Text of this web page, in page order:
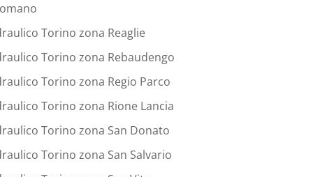
Torino zona Reaglie
Torino zona Rebaudengo
Torino zona Regio Parco
Torino zona Rione Lancia
Torino zona San Donato
Torino zona San Salvario